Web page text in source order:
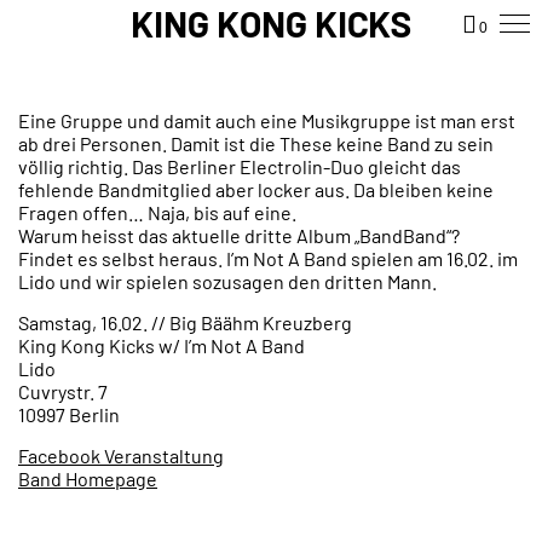
KING KONG KICKS 0
Eine Gruppe und damit auch eine Musikgruppe ist man erst
ab drei Personen. Damit ist die These keine Band zu sein
völlig richtig. Das Berliner Electrolin-Duo gleicht das
fehlende Bandmitglied aber locker aus. Da bleiben keine
Fragen offen… Naja, bis auf eine.
Warum heisst das aktuelle dritte Album „BandBand“?
Findet es selbst heraus. I’m Not A Band spielen am 16.02. im
Lido und wir spielen sozusagen den dritten Mann.
Samstag, 16.02. // Big Bäähm Kreuzberg
King Kong Kicks w/ I’m Not A Band
Lido
Cuvrystr. 7
10997 Berlin
Facebook Veranstaltung
Band Homepage